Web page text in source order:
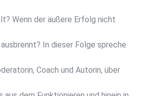
Wenn der äußere Erfolg nicht
In dieser Folge spreche
Coach und Autorin, über